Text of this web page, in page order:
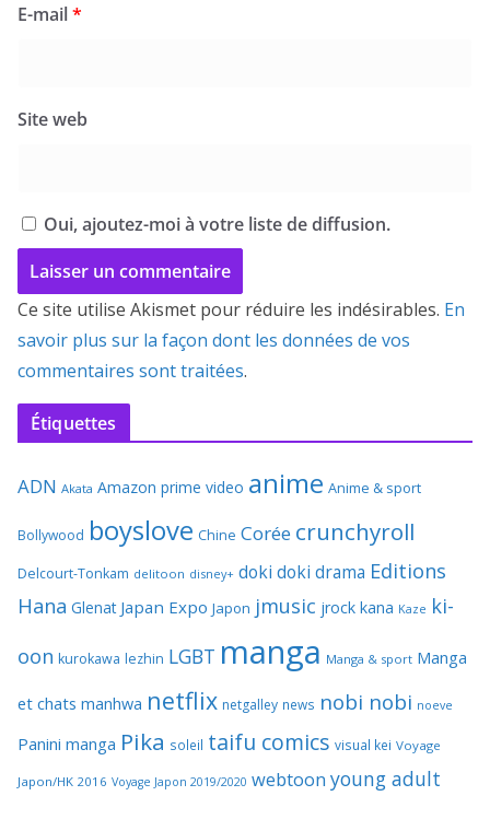
E-mail*
Site web
Oui, ajoutez-moi à votre liste de diffusion.
Ce site utilise Akismet pour réduire les indésirables. En
savoir plus sur la façon dont les données de vos
commentaires sont traitées.
Étiquettes
ADN Akata Amazon prime video anime Anime & sport
Bollywood boyslove Chine Corée crunchyroll
Delcourt-Tonkam delitoon disney+ doki doki drama Editions
Hana Glenat Japan Expo Japon jmusic jrock kana Kaze ki-
oon kurokawa lezhin LGBT manga Manga & sport Manga
et chats manhwa netflix netgalley news nobi nobi noeve
Panini manga Pika soleil taifu comics visual kei Voyage
Japon/HK 2016 Voyage Japon 2019/2020 webtoon young adult